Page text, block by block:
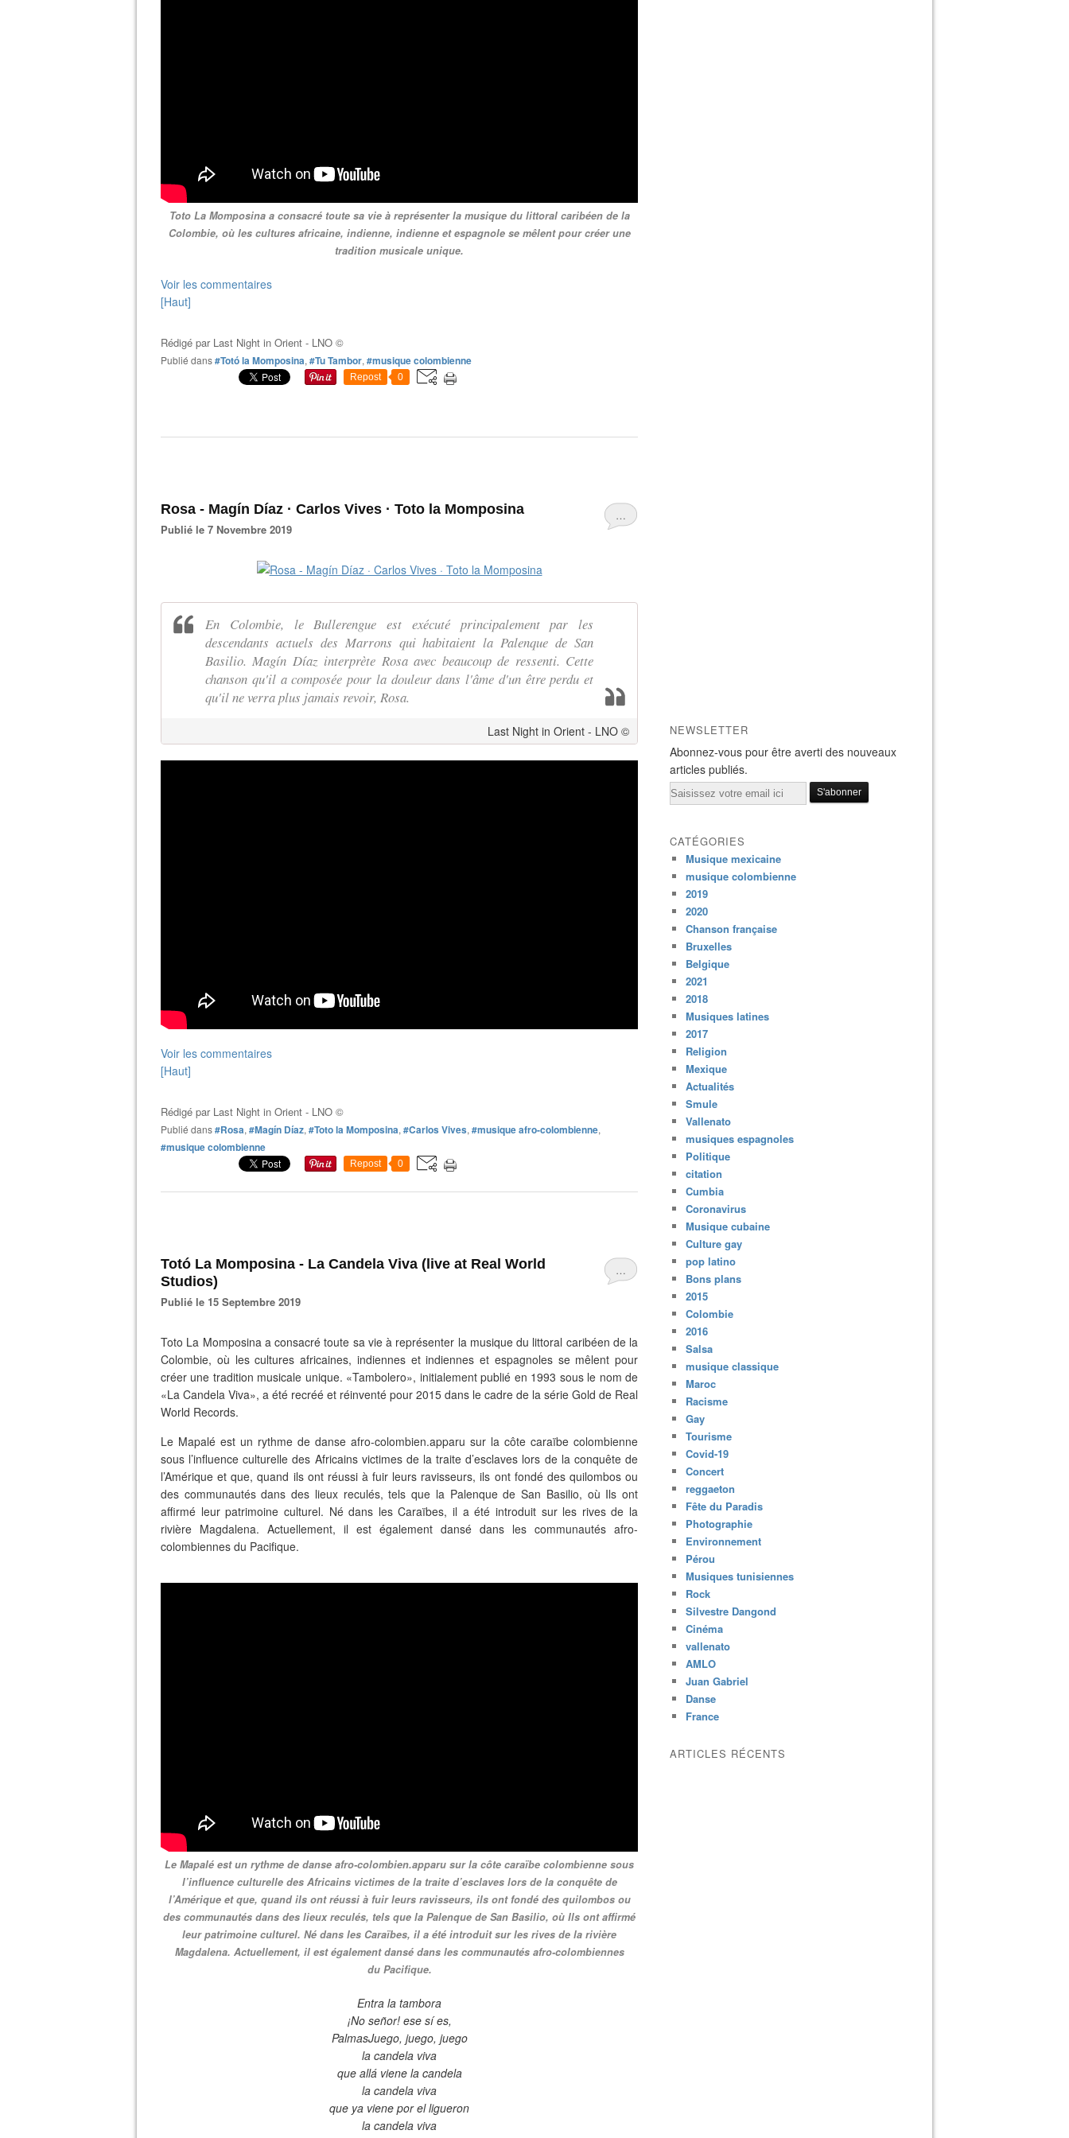
Toto La Momposina a consacré toute sa vie à représenter la musique du littoral caribéen de la
Colombie, où les cultures africaine, indienne, indienne et espagnole se mêlent pour créer une
tradition musicale unique.
Voir les commentaires
[Haut]
Rédigé par Last Night in Orient - LNO ©
Publié dans#Totó la Momposina, #Tu Tambor, #musique colombienne
Repost 0
…
Rosa - Magín Díaz · Carlos Vives · Toto la Momposina
Publié le 7 Novembre 2019
En Colombie, le Bullerengue est exécuté principalement par les
descendants actuels des Marrons qui habitaient la Palenque de San
Basilio. Magín Díaz interprète Rosa avec beaucoup de ressenti. Cette
chanson qu'il a composée pour la douleur dans l'âme d'un être perdu et
qu'il ne verra plus jamais revoir, Rosa.
Last Night in Orient - LNO ©
Voir les commentaires
[Haut]
Rédigé par Last Night in Orient - LNO ©
Publié dans#Rosa, #Magín Díaz, #Toto la Momposina, #Carlos Vives, #musique afro-colombienne,
#musique colombienne
Repost 0
…
Totó La Momposina - La Candela Viva (live at Real World
Studios)
Publié le 15 Septembre 2019
Toto La Momposina a consacré toute sa vie à représenter la musique du littoral caribéen de la
Colombie, où les cultures africaines, indiennes et indiennes et espagnoles se mêlent pour
créer une tradition musicale unique. «Tambolero», initialement publié en 1993 sous le nom de
«La Candela Viva», a été recréé et réinventé pour 2015 dans le cadre de la série Gold de Real
World Records.
Le Mapalé est un rythme de danse afro-colombien.apparu sur la côte caraïbe colombienne
sous l’influence culturelle des Africains victimes de la traite d’esclaves lors de la conquête de
l’Amérique et que, quand ils ont réussi à fuir leurs ravisseurs, ils ont fondé des quilombos ou
des communautés dans des lieux reculés, tels que la Palenque de San Basilio, où Ils ont
affirmé leur patrimoine culturel. Né dans les Caraïbes, il a été introduit sur les rives de la
rivière Magdalena. Actuellement, il est également dansé dans les communautés afro-
colombiennes du Pacifique.
Le Mapalé est un rythme de danse afro-colombien.apparu sur la côte caraïbe colombienne sous
l’influence culturelle des Africains victimes de la traite d’esclaves lors de la conquête de
l’Amérique et que, quand ils ont réussi à fuir leurs ravisseurs, ils ont fondé des quilombos ou
des communautés dans des lieux reculés, tels que la Palenque de San Basilio, où Ils ont affirmé
leur patrimoine culturel. Né dans les Caraïbes, il a été introduit sur les rives de la rivière
Magdalena. Actuellement, il est également dansé dans les communautés afro-colombiennes
du Pacifique.
Entra la tambora
¡No señor! ese sí es,
PalmasJuego, juego, juego
la candela viva
que allá viene la candela
la candela viva
que ya viene por el ligueron
la candela viva
NEWSLETTER
Abonnez-vous pour être averti des nouveaux
articles publiés.
Email
CATÉGORIES
Musique mexicaine
musique colombienne
2019
2020
Chanson française
Bruxelles
Belgique
2021
2018
Musiques latines
2017
Religion
Mexique
Actualités
Smule
Vallenato
musiques espagnoles
Politique
citation
Cumbia
Coronavirus
Musique cubaine
Culture gay
pop latino
Bons plans
2015
Colombie
2016
Salsa
musique classique
Maroc
Racisme
Gay
Tourisme
Covid-19
Concert
reggaeton
Fête du Paradis
Photographie
Environnement
Pérou
Musiques tunisiennes
Rock
Silvestre Dangond
Cinéma
vallenato
AMLO
Juan Gabriel
Danse
France
ARTICLES RÉCENTS